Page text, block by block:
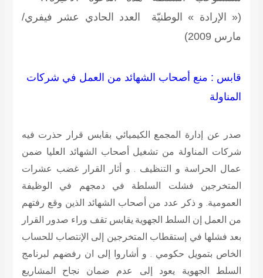
(« الإرادة » الوطنيّة العدد الحادي عشر فيفري/
مارس 2009)
قابس : منع أصحاب الشهائد من العمل في شركات
المناولة
صدر عن إدارة المجمع الكيميائي بقابس قرار حذرت فيه
شركات المناولة من تشغيل أصحاب الشهائد العليا ضمن
عمال الحراسة و التنظيف . و أثار القرار غضب عشرات
المتخرجين فشلت السلطة في دمجهم في الوظيفة
العمومية. و ذكر عدد من أصحاب الشهائد الذين وقع رفتهم
من العمل إن السلط الجهوية يقابس تقف وراء صدور القرار
بعد فشلها في إستقطاب المتخرجين إلى الإنتصاب للحساب
الخاص بتمويل حكومي . و أشاروا إلى ان رفضهم لبرنامج
السلط الجهوية يعود إلى عدم ضمان نجاح المشاريع